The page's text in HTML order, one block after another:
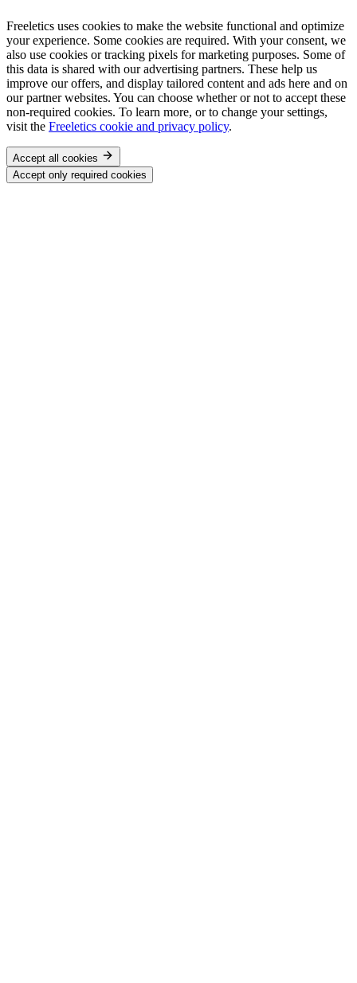
Freeletics uses cookies to make the website functional and optimize
your experience. Some cookies are required. With your consent, we
also use cookies or tracking pixels for marketing purposes. Some of
this data is shared with our advertising partners. These help us
improve our offers, and display tailored content and ads here and on
our partner websites. You can choose whether or not to accept these
non-required cookies. To learn more, or to change your settings,
visit the Freeletics cookie and privacy policy.
Accept all cookies
Accept only required cookies